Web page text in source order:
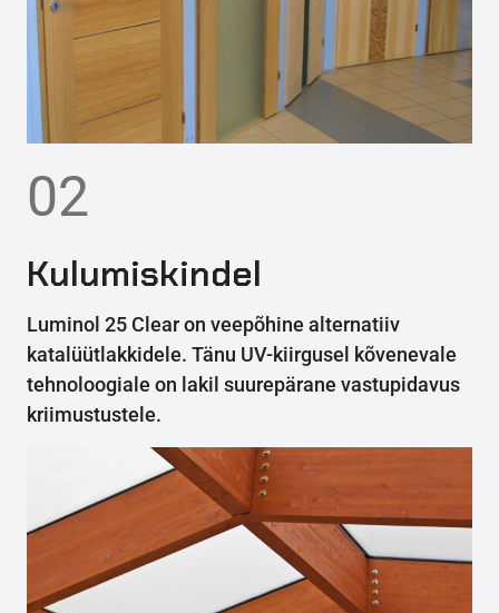
02
Kulumiskindel
Luminol 25 Clear on veepõhine alternatiiv
katalüütlakkidele. Tänu UV-kiirgusel kõvenevale
tehnoloogiale on lakil suurepärane vastupidavus
kriimustustele.